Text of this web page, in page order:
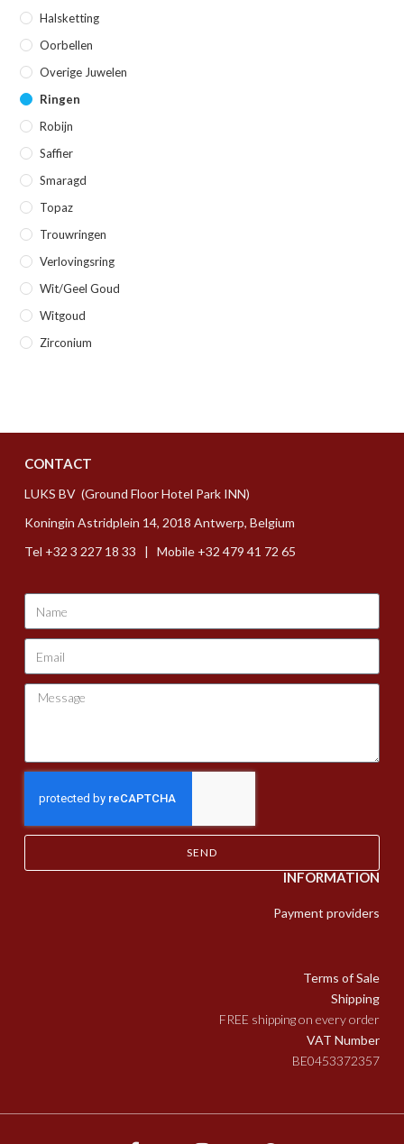
Halsketting
Oorbellen
Overige Juwelen
Ringen
Robijn
Saffier
Smaragd
Topaz
Trouwringen
Verlovingsring
Wit/geel Goud
Witgoud
Zirconium
CONTACT
LUKS BV (Ground Floor Hotel Park INN)
Koningin Astridplein 14, 2018 Antwerp, Belgium
Tel +32 3 227 18 33 | Mobile +32 479 41 72 65
SEND
INFORMATION
Payment providers
Terms of Sale
Shipping
FREE shipping on every order
VAT Number
BE0453372357